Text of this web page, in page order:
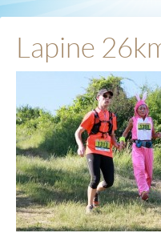
Lapine